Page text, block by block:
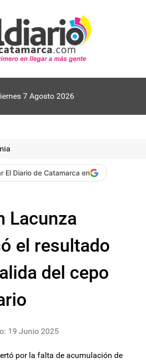
7 Agosto 2026
El Diario de Catamarca en
Lacunza
el resultado
del cepo
19 Junio 2025
por la falta de acumulación de